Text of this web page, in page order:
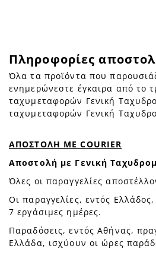
Πληροφορίες
Όλα τα προϊόντα που
ενημερώνεστε έγκαιρα από το
ταχυμεταφορών Γενική
ταχυμεταφορών Γενική
ΑΠΟΣΤΟΛΗ ΜΕ COURIER
Αποστολή με Γενική
Όλες οι παραγγελίες
Οι παραγγελίες, εντός
7 εργάσιμες ημέρες.
Παραδόσεις, εντός Αθήνας,
Ελλάδα, ισχύουν οι ώρες